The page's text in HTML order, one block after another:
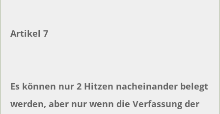
Artikel 7
Es können nur 2 Hitzen nacheinander belegt
werden, aber nur wenn die Verfassung der